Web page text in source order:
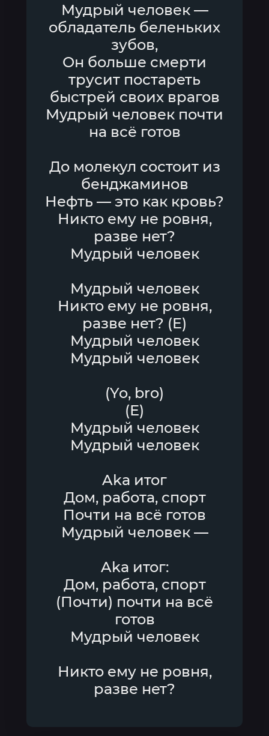
Мудрый человек —
обладатель беленьких
зубов,
Он больше смерти
трусит постареть
быстрей своих врагов
Мудрый человек почти
на всё готов
До молекул состоит из
бенджаминов
Нефть — это как кровь?
Никто ему не ровня,
разве нет?
Мудрый человек
Мудрый человек
Никто ему не ровня,
разве нет? (E)
Мудрый человек
Мудрый человек
(Yo, bro)
(Е)
Мудрый человек
Мудрый человек
Aka итог
Дом, работа, спорт
Почти на всё готов
Мудрый человек —
Aka итог:
Дом, работа, спорт
(Почти) почти на всё
готов
Мудрый человек
Никто ему не ровня,
разве нет?